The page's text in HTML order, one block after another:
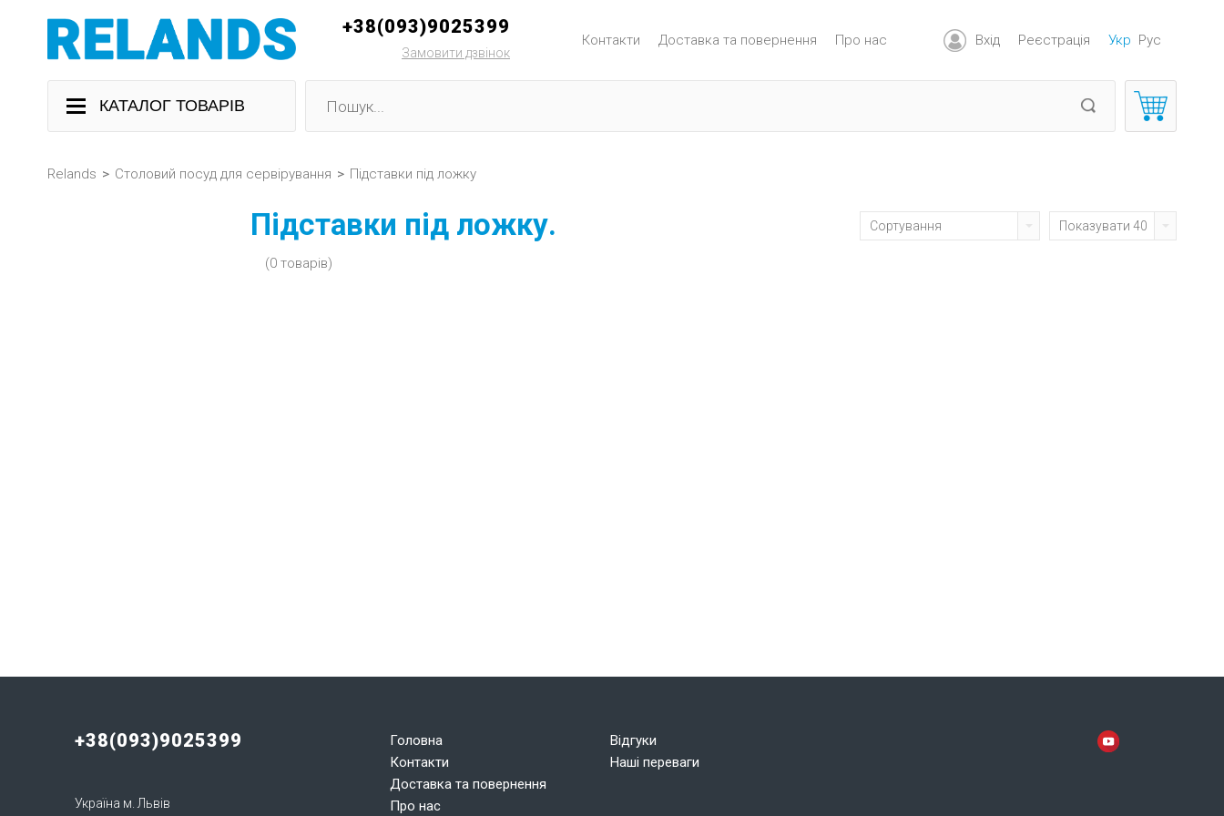
КАТАЛОГ ТОВАРІВ
+38(093)9025399
Замовити дзвінок
Контакти Доставка та повернення Про нас Вхід Реєстрація Укр Рус
Relands > Столовий посуд для сервірування > Підставки під ложку
Підставки під ложку.
(0 товарів)
Показувати 40
Сортування
+38(093)9025399
Україна м. Львів
Головна
Контакти
Доставка та повернення
Про нас
Відгуки
Наші переваги